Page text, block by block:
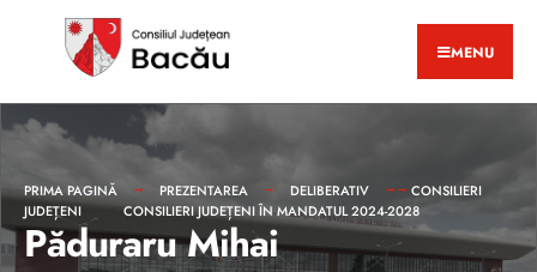
MENU
PRIMA PAGINĂ PREZENTAREA DELIBERATIV
CONSILIERI
JUDEȚENI
CONSILIERI JUDEȚENI ÎN MANDATUL 2024-2028
Păduraru Mihai